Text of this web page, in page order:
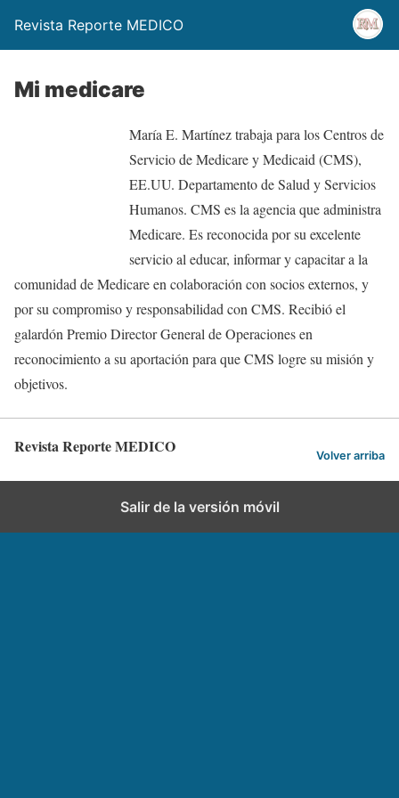
Revista Reporte MEDICO
Mi medicare
María E. Martínez trabaja para los Centros de
Servicio de Medicare y Medicaid (CMS),
EE.UU. Departamento de Salud y Servicios
Humanos. CMS es la agencia que administra
Medicare. Es reconocida por su excelente
servicio al educar, informar y capacitar a la
comunidad de Medicare en colaboración con socios externos, y
por su compromiso y responsabilidad con CMS. Recibió el
galardón Premio Director General de Operaciones en
reconocimiento a su aportación para que CMS logre su misión y
objetivos.
Revista Reporte MEDICO Volver arriba
Salir de la versión móvil